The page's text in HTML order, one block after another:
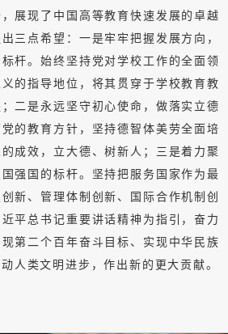
展现了中国高等教育快速发展的卓越
三点希望：一是牢牢把握发展方向，
杆。始终坚持党对学校工作的全面领
的指导地位，将其贯穿于学校教育教
二是永远坚守初心使命，做落实立德
的教育方针，坚持德智体美劳全面培
成效，立大德、树新人；三是着力聚
强国的标杆。坚持把服务国家作为最
新、管理体制创新、国际合作机制创
平总书记重要讲话精神为指引，奋力
第二个百年奋斗目标、实现中华民族
人类文明进步，作出新的更大贡献。